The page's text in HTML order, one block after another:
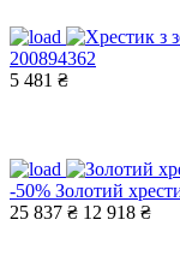
200894362
5 481 ₴
-50% Золотий
25 837 ₴ 12 918 ₴